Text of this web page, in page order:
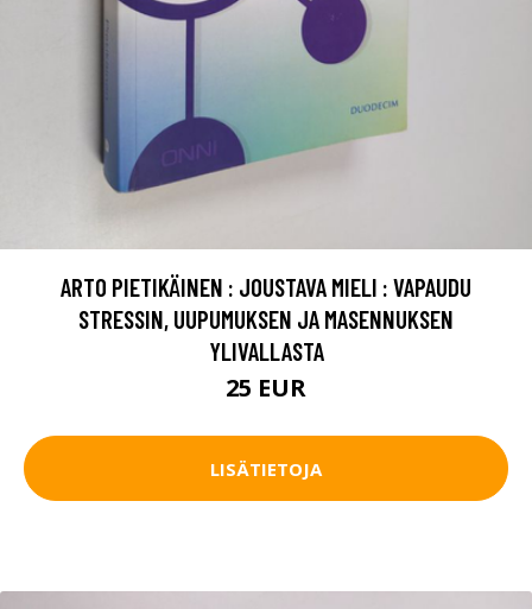
ARTO PIETIKÄINEN : JOUSTAVA MIELI : VAPAUDU
STRESSIN, UUPUMUKSEN JA MASENNUKSEN
YLIVALLASTA
25 EUR
LISÄTIETOJA